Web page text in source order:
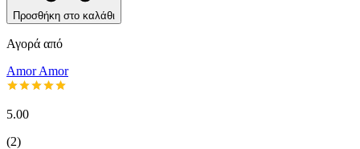
Προσθήκη στο καλάθι
Αγορά από
Amor Amor
5.00
(2)